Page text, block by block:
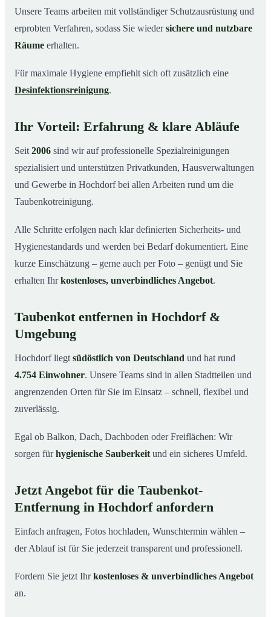
Unsere Teams arbeiten mit vollständiger Schutzausrüstung und
erprobten Verfahren, sodass Sie wiedersichere und nutzbare
Räume erhalten.
Für maximale Hygiene empfiehlt sich oft zusätzlich eine
Desinfektionsreinigung.
Ihr Vorteil: Erfahrung & klare Abläufe
Seit 2006 sind wir auf professionelle Spezialreinigungen
spezialisiert und unterstützen Privatkunden, Hausverwaltungen
und Gewerbe in Hochdorf bei allen Arbeiten rund um die
Taubenkotreinigung.
Alle Schritte erfolgen nach klar definierten Sicherheits- und
Hygienestandards und werden bei Bedarf dokumentiert. Eine
kurze Einschätzung – gerne auch per Foto – genügt und Sie
erhalten Ihrkostenloses, unverbindliches Angebot.
Taubenkot entfernen in Hochdorf &
Umgebung
Hochdorf liegt südöstlich von Deutschland und hat rund
4.754 Einwohner. Unsere Teams sind in allen Stadtteilen und
angrenzenden Orten für Sie im Einsatz – schnell, flexibel und
zuverlässig.
Egal ob Balkon, Dach, Dachboden oder Freiflächen: Wir
sorgen fürhygienische Sauberkeit und ein sicheres Umfeld.
Jetzt Angebot für die Taubenkot-
Entfernung in Hochdorf anfordern
Einfach anfragen, Fotos hochladen, Wunschtermin wählen –
der Ablauf ist für Sie jederzeit transparent und professionell.
Fordern Sie jetzt Ihrkostenloses & unverbindliches Angebot
an.